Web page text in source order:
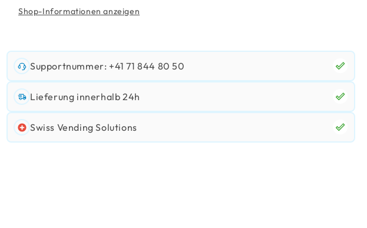
Shop-Informationen anzeigen
Supportnummer: +41 71 844 80 50
Lieferung innerhalb 24h
Swiss Vending Solutions